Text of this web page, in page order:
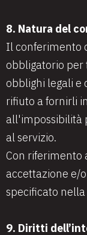
8. Natura del
Il conferimento
obbligatorio per
obblighi legali
rifiuto a fornirli
all'impossibilità
al servizio.
Con riferimento
accettazione e/
specificato nella
9. Diritti